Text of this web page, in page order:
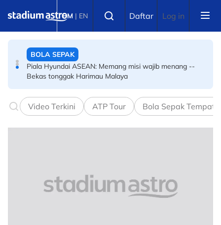
BM | EN Daftar Log in
ISTAF OH ISTAF…
BOLA SEPAK
Piala Hyundai ASEAN: Memang misi wajib menang --
Bekas tonggak Harimau Malaya
BOLA SEPAK
Piala Hyundai ASEAN: Indonesia tersingkir, Herdman
Video Terkini ATP Tour Bola Sepak